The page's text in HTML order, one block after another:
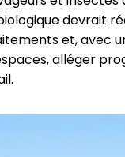
devrait
et, avec
alléger